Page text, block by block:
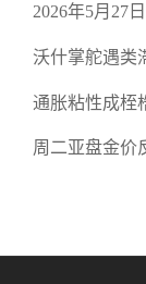
规黄金平台全
2026年5月27
正规贵金属开
热潮
沃什掌舵遇类
通胀粘性成桎
周二亚盘金价